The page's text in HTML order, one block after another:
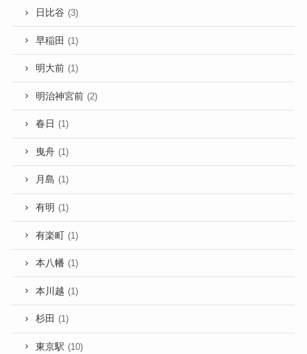
日比谷 (3)
早稲田 (1)
明大前 (1)
明治神宮前 (2)
春日 (1)
曳舟 (1)
月島 (1)
有明 (1)
有楽町 (1)
本八幡 (1)
本川越 (1)
杉田 (1)
東京駅 (10)